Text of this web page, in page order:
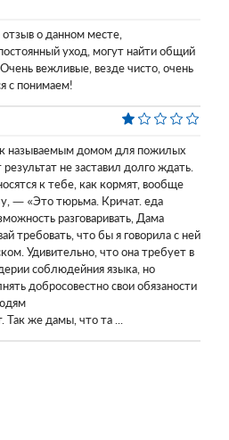
о данном месте,
уход, могут найти общий
вежливые, везде чисто, очень
с понимаем!
называемым домом для пожилых
не заставил долго ждать.
к тебе, как кормят, вообще
— «Это тюрьма. Кричат. еда
разговаривать, Дама
требовать, что бы я говорила с ней
Удивительно, что она требует в
соблюдейния языка, но
добросовестно свои обязаности
же дамы, что та ...